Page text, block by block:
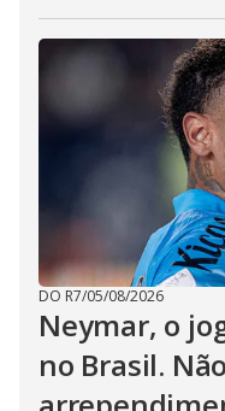
DO R7/05/08/2026
Neymar, o
no Brasil.